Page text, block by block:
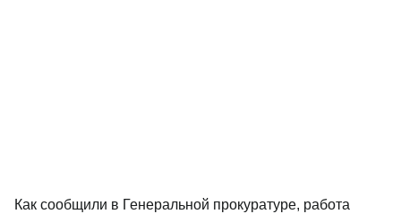
Как сообщили в Генеральной прокуратуре, работа